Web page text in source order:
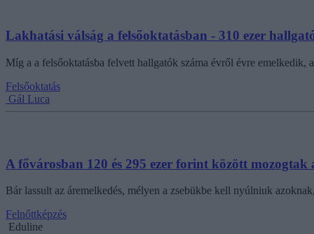
Lakhatási válság a felsőoktatásban - 310 ezer
Míg a a felsőoktatásba felvett hallgatók száma évről évre emelkedik,
Felsőoktatás
Gál Luca
A fővárosban 120 és 295 ezer forint között
Bár lassult az áremelkedés, mélyen a zsebükbe kell nyúlniuk
Felnőttképzés
Eduline